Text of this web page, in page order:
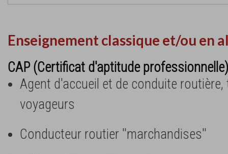
Enseignement classique et/ou en
CAP (Certificat d'aptitude professionnelle)
Agent d'accueil et de conduite
voyageurs
Conducteur routier ''marchandises''